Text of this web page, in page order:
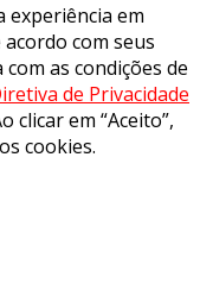
experiência em
com seus
as condições de
de Privacidade
clicar em “Aceito”,
cookies.